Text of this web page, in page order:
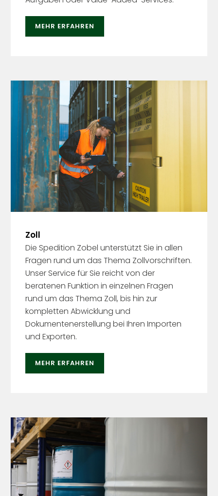
MEHR ERFAHREN
Zoll
Die Spedition Zobel unterstützt Sie in allen
Fragen rund um das Thema Zollvorschriften.
Unser Service für Sie reicht von der
beratenen Funktion in einzelnen Fragen
rund um das Thema Zoll, bis hin zur
kompletten Abwicklung und
Dokumentenerstellung bei Ihren Importen
und Exporten.
MEHR ERFAHREN